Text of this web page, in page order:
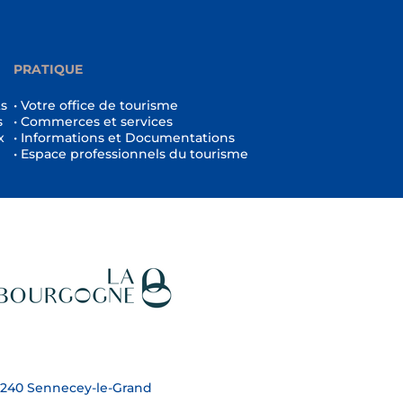
PRATIQUE
• Votre office de tourisme
• Commerces et services
• Informations et Documentations
• Espace professionnels du tourisme
Sennecey-le-Grand